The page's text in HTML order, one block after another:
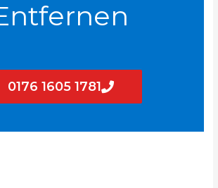
0176 1605 1781